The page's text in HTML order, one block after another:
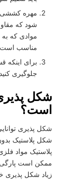
مهره کششی
شود که
موادی که
مناسب است
برای
جلوگیری
شکل
است؟
شکل پذیری
شکل پلاستیک
پلاستیک مواد
ممکن است پارگی
زیاد شکل پذیری